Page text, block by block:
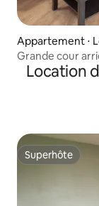
Appartement ⋅
Grande cour
Location
Superhôte
Superhôte